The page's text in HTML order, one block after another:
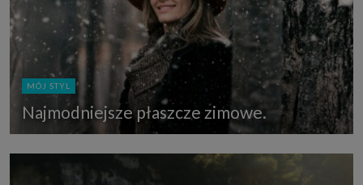
MÓJ STYL
Najmodniejsze płaszcze zimowe.